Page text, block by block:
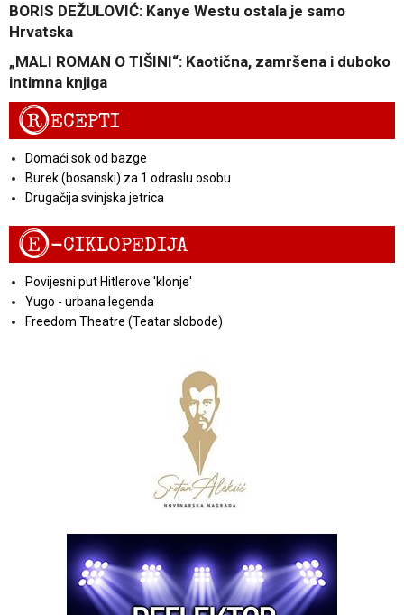
BORIS DEŽULOVIĆ: Kanye Westu ostala je samo
Hrvatska
„MALI ROMAN O TIŠINI“: Kaotična, zamršena i duboko
intimna knjiga
RECEPTI
Domaći sok od bazge
Burek (bosanski) za 1 odraslu osobu
Drugačija svinjska jetrica
E-CIKLOPEDIJA
Povijesni put Hitlerove 'klonje'
Yugo - urbana legenda
Freedom Theatre (Teatar slobode)